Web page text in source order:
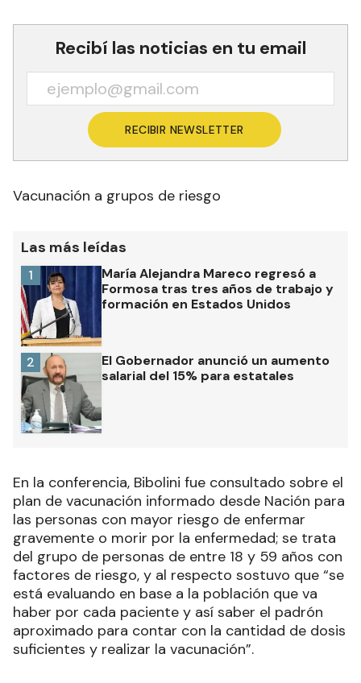
Recibí las noticias en tu email
RECIBIR NEWSLETTER
Vacunación a grupos de riesgo
Las más leídas
María Alejandra Mareco regresó a
Formosa tras tres años de trabajo y
formación en Estados Unidos
1
El Gobernador anunció un aumento
salarial del 15% para estatales
2
En la conferencia, Bibolini fue consultado sobre el
plan de vacunación informado desde Nación para
las personas con mayor riesgo de enfermar
gravemente o morir por la enfermedad; se trata
del grupo de personas de entre 18 y 59 años con
factores de riesgo, y al respecto sostuvo que “se
está evaluando en base a la población que va
haber por cada paciente y así saber el padrón
aproximado para contar con la cantidad de dosis
suficientes y realizar la vacunación”.